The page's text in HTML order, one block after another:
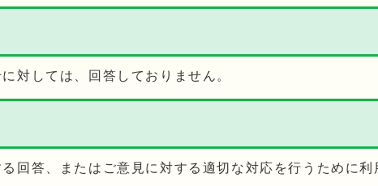
対しては、回答しておりません。
回答、またはご意見に対する適切な対応を行うために利